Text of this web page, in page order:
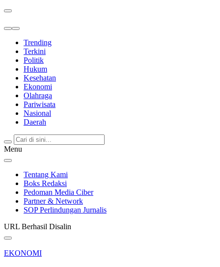
Trending
Terkini
Politik
Hukum
Kesehatan
Ekonomi
Olahraga
Pariwisata
Nasional
Daerah
Menu
Tentang Kami
Boks Redaksi
Pedoman Media Ciber
Partner & Network
SOP Perlindungan Jurnalis
URL Berhasil Disalin
EKONOMI